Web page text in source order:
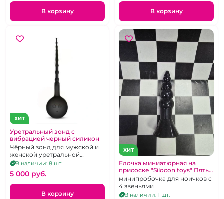
В корзину В корзину
ХИТ
Уретральный зонд с
вибрацией черный силикон
Чёрный зонд для мужской и
женской уретральной
мастурбации. 7 режимов
В наличии: 8 шт.
5 000 pуб.
В корзину
ХИТ
Елочка миниатюрная на
присоске "Silocon toys" Пять
пальчиков черная
минипробочка для ноичков с
4 звеньями
В наличии: 1 шт.